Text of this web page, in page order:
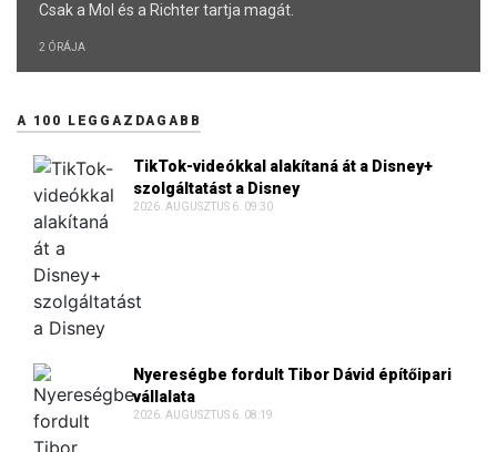
Csak a Mol és a Richter tartja magát.
2 ÓRÁJA
A 100 LEGGAZDAGABB
TikTok-videókkal alakítaná át a Disney+
szolgáltatást a Disney
2026. AUGUSZTUS 6. 09:30
Nyereségbe fordult Tibor Dávid építőipari
vállalata
2026. AUGUSZTUS 6. 08:19